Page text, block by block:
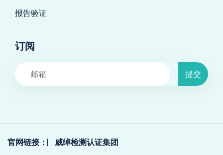
报告验证
订阅
提交
官网链接： 威绰检测认证集团